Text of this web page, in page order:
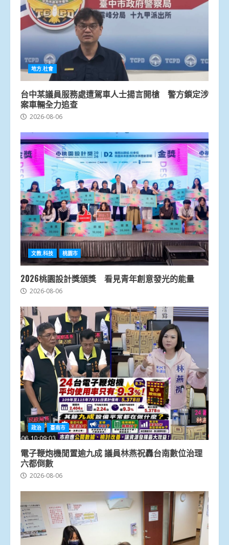
地方.社會
台中某議員服務處遭駕車人士揚言開槍 警方鎖定涉
案車輛全力追查
2026-08-06
文教.科技 桃園市
2026桃園設計獎頒獎 看見青年創意發光的能量
2026-08-06
政治 臺南市
電子鞭炮機閒置逾九成 議員林燕祝轟台南數位治理
六都倒數
2026-08-06